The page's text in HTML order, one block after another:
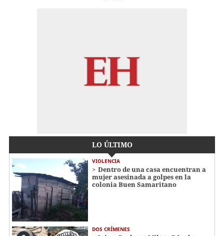
LO ÚLTIMO
VIOLENCIA
Dentro de una casa encuentran a
mujer asesinada a golpes en la
colonia Buen Samaritano
DOS CRÍMENES